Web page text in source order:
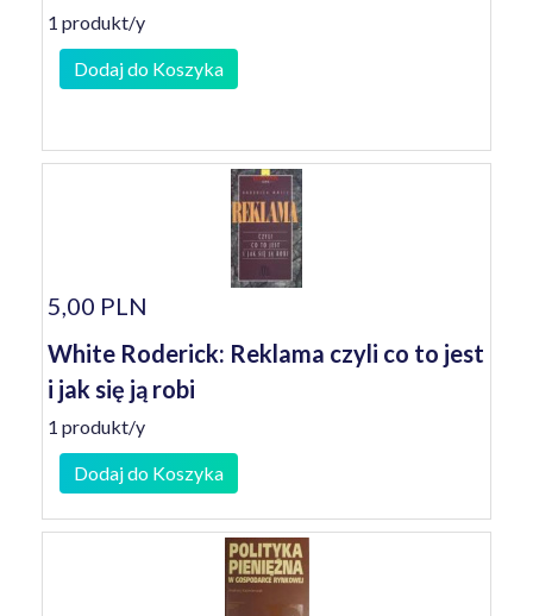
1 produkt/y
Dodaj do Koszyka
5,00 PLN
White Roderick: Reklama czyli co to jest
i jak się ją robi
1 produkt/y
Dodaj do Koszyka